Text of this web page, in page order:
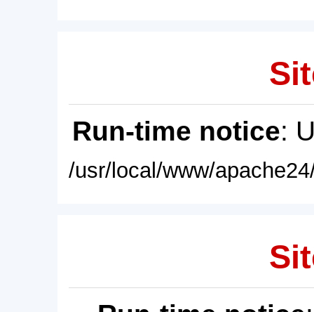
Run-time notice:
/usr/local/www/